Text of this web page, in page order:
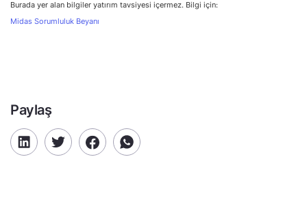
Burada yer alan bilgiler yatırım tavsiyesi içermez. Bilgi için:
Midas Sorumluluk Beyanı
Paylaş